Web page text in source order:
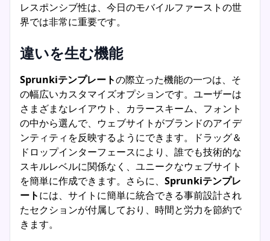
レスポンシブ性は、今日のモバイルファーストの世
界では非常に重要です。
違いを生む機能
Sprunkiテンプレートの際立った機能の一つは、そ
の幅広いカスタマイズオプションです。ユーザーは
さまざまなレイアウト、カラースキーム、フォント
の中から選んで、ウェブサイトがブランドのアイデ
ンティティを反映するようにできます。ドラッグ＆
ドロップインターフェースにより、誰でも技術的な
スキルレベルに関係なく、ユニークなウェブサイト
を簡単に作成できます。さらに、 Sprunkiテンプレ
ートには、サイトに簡単に統合できる事前設計され
たセクションが付属しており、時間と労力を節約で
きます。